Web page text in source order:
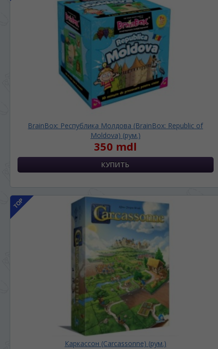
BrainBox: Республика Молдова (BrainBox: Republic of
Moldova) (рум.)
350 mdl
Каркассон (Carcassonne) (рум.)